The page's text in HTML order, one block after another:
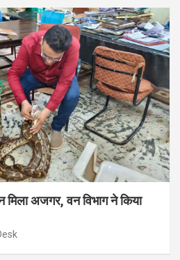
अजगर, वन विभाग ने किया